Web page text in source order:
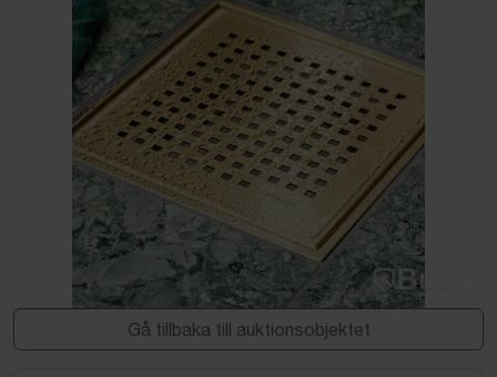
Gå tillbaka till auktionsobjektet